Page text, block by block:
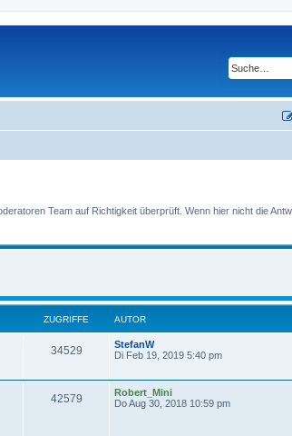
Team auf Richtigkeit überprüft. Wenn hier nicht die
ZUGRIFFE AUTOR
34529
StefanW
Di Feb 19, 2019 5:40 pm
42579
Robert_Mini
Do Aug 30, 2018 10:59 pm